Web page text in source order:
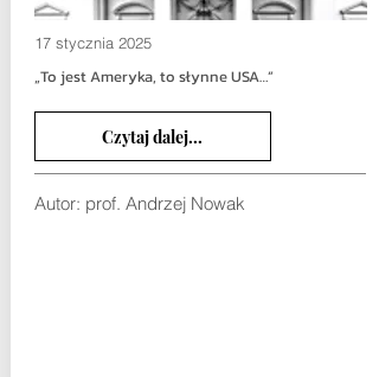
17 stycznia 2025
„To jest Ameryka, to słynne USA…”
Czytaj dalej...
Autor: prof. Andrzej Nowak